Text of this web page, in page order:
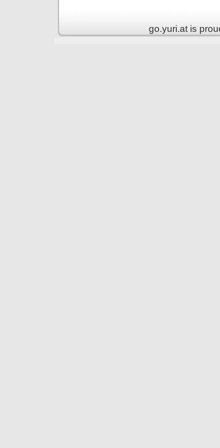
go.yuri.at is